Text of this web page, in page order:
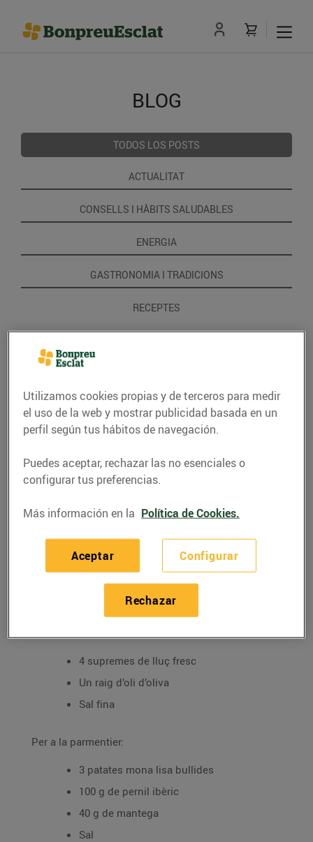
BLOG
TODOS LOS POSTS
ACTUALITAT
CONSELLS I HÀBITS SALUDABLES
ENERGIA
GASTRONOMIA I TRADICIONS
RECEPTES
RECETAS
Lluç amb parmentier
07/junio/2022
Ingredients per a 4 persones:
4 supremes de lluç fresc
Un raig d’oli d’oliva
Sal fina
Per a la parmentier:
3 patates mona lisa bullides
100 g de pernil ibèric
40 g de mantega
Sal
Utilizamos cookies propias y de terceros para medir
el uso de la web y mostrar publicidad basada en un
perfil según tus hábitos de navegación.
Puedes aceptar, rechazar las no esenciales o
configurar tus preferencias.
Más información en la Política de Cookies.
Configurar
Rechazar
Aceptar